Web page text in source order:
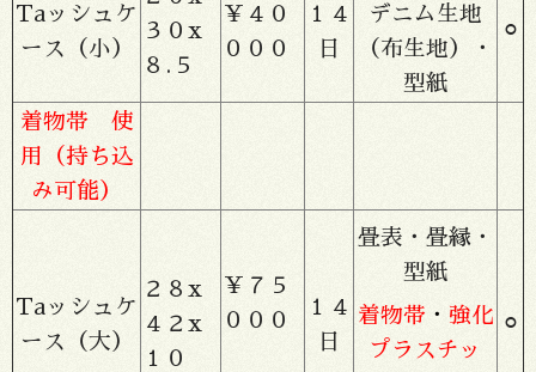
Taッシュケ
ース（小）
３０x
８.５
￥４０
０００
１４
日
デニム生地
（布生地）・
型紙
⚪︎
着物帯 使
用（持ち込
み可能）
Taッシュケ
ース（大）
２８x
４２x
１０
￥７５
０００
１４
日
畳表・畳縁・
型紙
着物帯 ・ 強化
プラスチッ
⚪︎